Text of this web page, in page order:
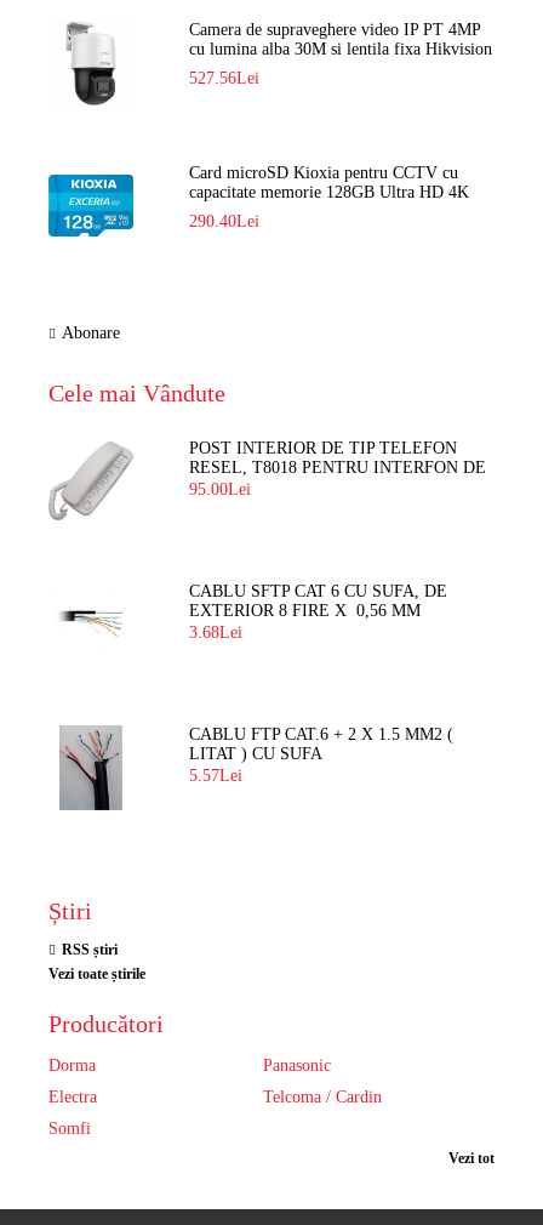
Camera de supraveghere video IP PT 4MP
cu lumina alba 30M si lentila fixa Hikvision
DS-2DE2C400SCG-E F1
527.56Lei
Card microSD Kioxia pentru CCTV cu
capacitate memorie 128GB Ultra HD 4K
LMEX2L128GG2
290.40Lei
Abonare
Cele mai Vândute
POST INTERIOR DE TIP TELEFON
RESEL, T8018 PENTRU INTERFON DE
BLOC
95.00Lei
CABLU SFTP CAT 6 CU SUFA, DE
EXTERIOR 8 FIRE X 0,56 MM
3.68Lei
CABLU FTP CAT.6 + 2 X 1.5 MM2 (
LITAT ) CU SUFA
5.57Lei
Știri
RSS știri
Vezi toate știrile
Producători
Dorma
Panasonic
Electra
Telcoma / Cardin
Somfi
Vezi tot